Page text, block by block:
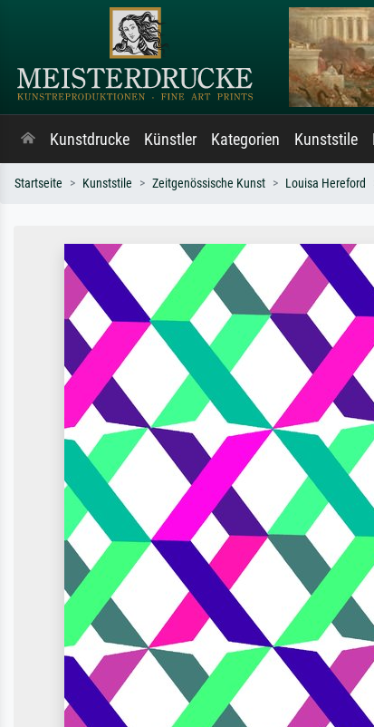
Kunstdrucke Künstler Kategorien Kunststile
Startseite Kunststile Zeitgenössische Kunst Louisa Hereford